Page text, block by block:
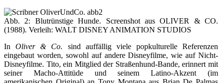
Abb. 2: Blutrünstige Hunde. Screenshot aus OLIVER & CO.
(1988). Verleih: WALT DISNEY ANIMATION STUDIOS
InOliver & Co. sind auffällig viele popkulturelle Referenzen
eingebaut worden, sowohl auf andere Disneyfilme, wie auf Nicht-
Disneyfilme. Tito, ein Mitglied der Straßenhund-Bande, erinnert mit
seiner Macho-Attitüde und seinem Latino-Akzent (im